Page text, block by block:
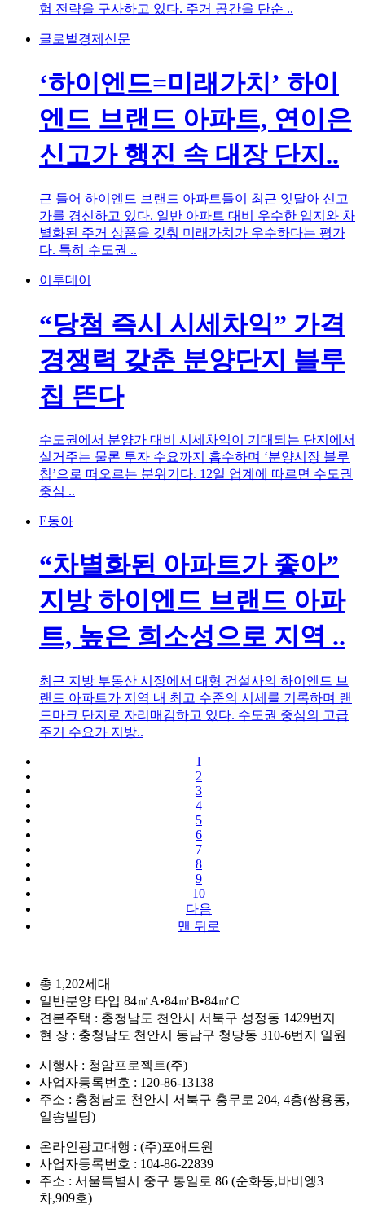
험 전략을 구사하고 있다. 주거 공간을 단순 ..
글로벌경제신문
‘하이엔드=미래가치’ 하이
엔드 브랜드 아파트, 연이은
신고가 행진 속 대장 단지..
근 들어 하이엔드 브랜드 아파트들이 최근 잇달아 신고
가를 경신하고 있다. 일반 아파트 대비 우수한 입지와 차
별화된 주거 상품을 갖춰 미래가치가 우수하다는 평가
다. 특히 수도권 ..
이투데이
“당첨 즉시 시세차익” 가격
경쟁력 갖춘 분양단지 블루
칩 뜬다
수도권에서 분양가 대비 시세차익이 기대되는 단지에서
실거주는 물론 투자 수요까지 흡수하며 ‘분양시장 블루
칩’으로 떠오르는 분위기다. 12일 업계에 따르면 수도권
중심 ..
E동아
“차별화된 아파트가 좋아”
지방 하이엔드 브랜드 아파
트, 높은 희소성으로 지역 ..
최근 지방 부동산 시장에서 대형 건설사의 하이엔드 브
랜드 아파트가 지역 내 최고 수준의 시세를 기록하며 랜
드마크 단지로 자리매김하고 있다. 수도권 중심의 고급
주거 수요가 지방..
1
2
3
4
5
6
7
8
9
10
다음
맨 뒤로
총 1,202세대
일반분양 타입 84㎡A•84㎡B•84㎡C
견본주택 : 충청남도 천안시 서북구 성정동 1429번지
현 장 : 충청남도 천안시 동남구 청당동 310-6번지 일원
시행사 : 청암프로젝트(주)
사업자등록번호 : 120-86-13138
주소 : 충청남도 천안시 서북구 충무로 204, 4층(쌍용동,
일송빌딩)
온라인광고대행 : (주)포애드원
사업자등록번호 : 104-86-22839
주소 : 서울특별시 중구 통일로 86 (순화동,바비엥3
차,909호)